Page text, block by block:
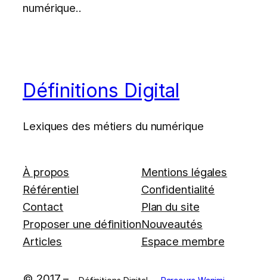
numérique..
Définitions Digital
Lexiques des métiers du numérique
À propos
Référentiel
Contact
Proposer une définition
Articles
Mentions légales
Confidentialité
Plan du site
Nouveautés
Espace membre